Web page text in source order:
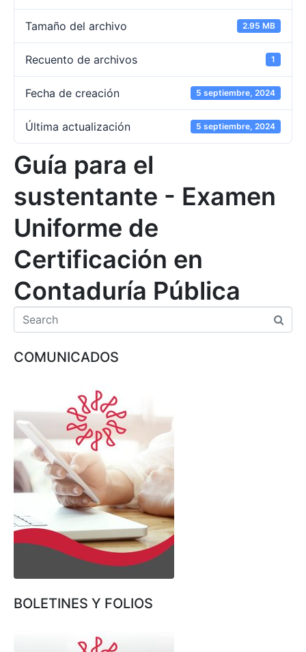
Tamaño del archivo 2.95 MB
Recuento de archivos 1
Fecha de creación 5 septiembre, 2024
Última actualización 5 septiembre, 2024
Guía para el
sustentante - Examen
Uniforme de
Certificación en
Contaduría Pública
COMUNICADOS
BOLETINES Y FOLIOS